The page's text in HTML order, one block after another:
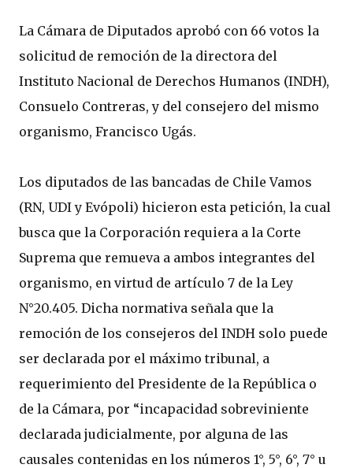
La Cámara de Diputados aprobó con 66 votos la
solicitud de remoción de la directora del
Instituto Nacional de Derechos Humanos (INDH),
Consuelo Contreras, y del consejero del mismo
organismo, Francisco Ugás.
Los diputados de las bancadas de Chile Vamos
(RN, UDI y Evópoli) hicieron esta petición, la cual
busca que la Corporación requiera a la Corte
Suprema que remueva a ambos integrantes del
organismo, en virtud de artículo 7 de la Ley
N°20.405. Dicha normativa señala que la
remoción de los consejeros del INDH solo puede
ser declarada por el máximo tribunal, a
requerimiento del Presidente de la República o
de la Cámara, por “incapacidad sobreviniente
declarada judicialmente, por alguna de las
causales contenidas en los números 1°, 5°, 6°, 7° u